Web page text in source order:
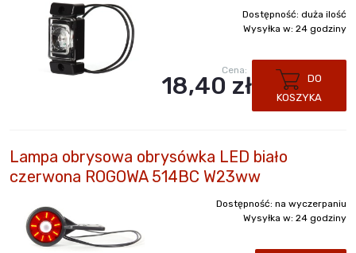
Dostępność: duża ilość
Wysyłka w: 24 godziny
Cena:
18,40 zł
DO
KOSZYKA
Lampa obrysowa obrysówka LED biało
czerwona ROGOWA 514BC W23ww
Dostępność: na wyczerpaniu
Wysyłka w: 24 godziny